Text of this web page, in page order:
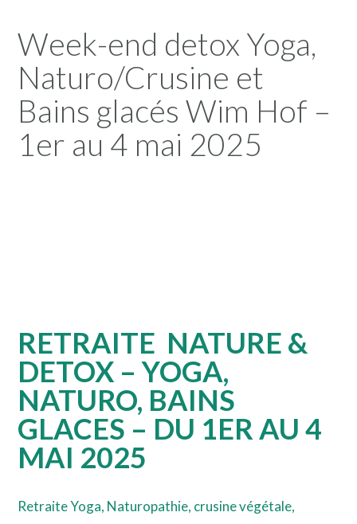
Week-end detox Yoga,
Naturo/Crusine et
Bains glacés Wim Hof –
1er au 4 mai 2025
RETRAITE NATURE &
DETOX – YOGA,
NATURO, BAINS
GLACES – DU 1ER AU 4
MAI 2025
Retraite Yoga, Naturopathie, crusine végétale,